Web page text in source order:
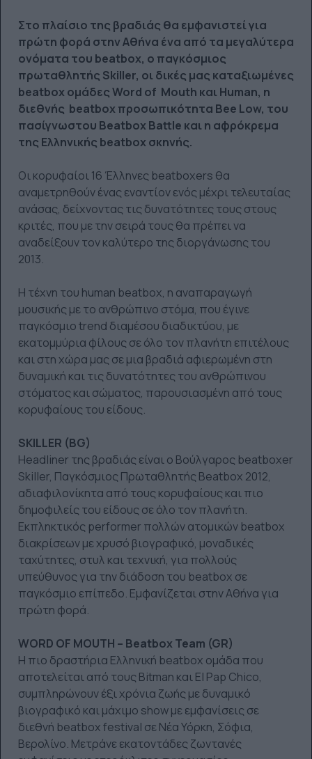
Στο πλαίσιο της βραδιάς θα εμφανιστεί για
πρώτη φορά στην Αθήνα ένα από τα μεγαλύτερα
ονόματα του beatbox, o παγκόσμιος
πρωταθλητής Skiller, οι δικές μας καταξιωμένες
beatbox ομάδες Word of Mouth και Human, η
διεθνής beatbox προσωπικότητα Bee Low, του
πασίγνωστου Beatbox Battle και η αφρόκρεμα
της Ελληνικής beatbox σκηνής.
Οι κορυφαίοι 16 Έλληνες beatboxers θα
αναμετρηθούν ένας εναντίον ενός μέχρι τελευταίας
ανάσας, δείχνοντας τις δυνατότητες τους στους
κριτές, που με την σειρά τους θα πρέπει να
αναδείξουν τον καλύτερο της διοργάνωσης του
2013.
Η τέχνη του human beatbox, η αναπαραγωγή
μουσικής με το ανθρώπινο στόμα, που έγινε
παγκόσμιο trend διαμέσου διαδικτύου, με
εκατομμύρια φίλους σε όλο τον πλανήτη επιτέλους
και στη χώρα μας σε μια βραδιά αφιερωμένη στη
δυναμική και τις δυνατότητες του ανθρώπινου
στόματος και σώματος, παρουσιασμένη από τους
κορυφαίους του είδους.
SKILLER (BG)
Headliner της βραδιάς είναι ο Βούλγαρος beatboxer
Skiller, Παγκόσμιος Πρωταθλητής Beatbox 2012,
αδιαφιλονίκητα από τους κορυφαίους και πιο
δημοφιλείς του είδους σε όλο τον πλανήτη.
Εκπληκτικός performer πολλών ατομικών beatbox
διακρίσεων με χρυσό βιογραφικό, μοναδικές
ταχύτητες, στυλ και τεχνική, για πολλούς
υπεύθυνος για την διάδοση του beatbox σε
παγκόσμιο επίπεδο. Εμφανίζεται στην Αθήνα για
πρώτη φορά.
WORD OF MOUTH – Beatbox Team (GR)
Η πιο δραστήρια Ελληνική beatbox ομάδα που
αποτελείται από τους Bitman και El Pap Chico,
συμπληρώνουν έξι χρόνια ζωής με δυναμικό
βιογραφικό και μάχιμο show με εμφανίσεις σε
διεθνή beatbox festival σε Νέα Υόρκη, Σόφια,
Βερολίνο. Μετράνε εκατοντάδες ζωντανές